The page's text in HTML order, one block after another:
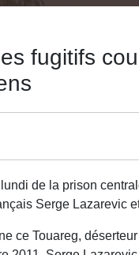
fugitifs
de la prison
Serge Lazarevic
ce Touareg,